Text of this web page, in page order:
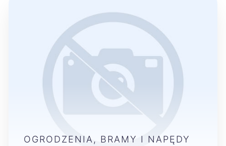
OGRODZENIA, BRAMY I NAPĘDY